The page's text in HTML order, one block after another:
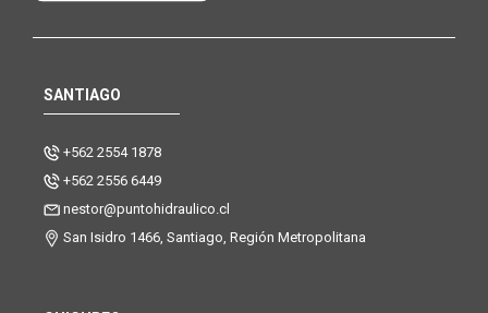
SANTIAGO
+562 2554 1878
+562 2556 6449
nestor@puntohidraulico.cl
San Isidro 1466, Santiago, Región Metropolitana